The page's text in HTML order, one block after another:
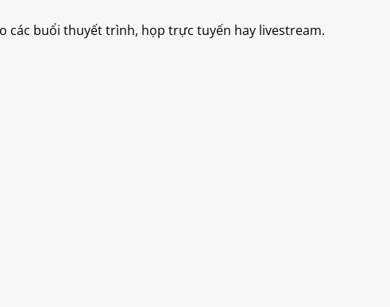
các buổi thuyết trình, họp trực tuyến hay livestream.